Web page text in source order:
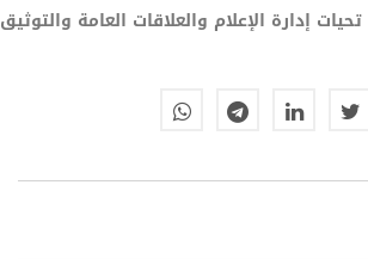
إدارة الإعلام والعلاقات العامة والتوثيق